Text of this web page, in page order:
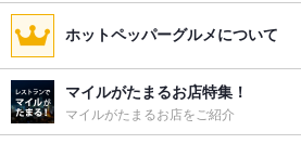
ペット同伴
備考
つきお通し料385円（税込）を
ホットペッパーグルメについて
マイルがたまるお店特集！
マイルがたまるお店をご紹介